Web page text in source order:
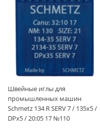
Швейные иглы для
промышленных машин
Schmetz 134 R SERV 7 / 135x5 /
DPx5 / 20:05 17 №110